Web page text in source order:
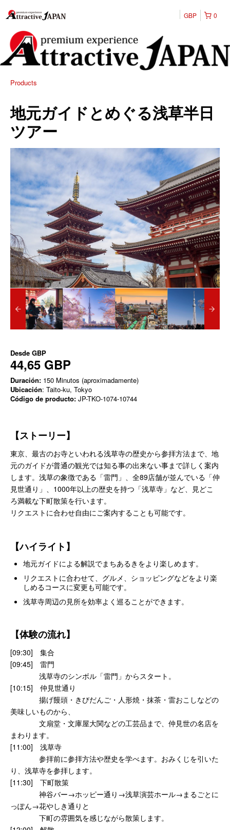
0
GBP
Products
地元ガイドとめぐる浅草半日
ツアー
Desde GBP
44,65 GBP
Duración: 150 Minutos (aproximadamente)
Ubicación: Taito-ku, Tokyo
Código de producto: JP-TKO-1074-10744
【ストーリー】
東京、最古のお寺といわれる浅草寺の歴史から参拝方法まで、地
元のガイドが普通の観光では知る事の出来ない事まで詳しく案内
します。浅草の象徴である「雷門」、全89店舗が並んでいる「仲
見世通り」、1000年以上の歴史を持つ「浅草寺」など、見どこ
ろ満載な下町散策を行います。
リクエストに合わせ自由にご案内することも可能です。
【ハイライト】
地元ガイドによる解説でまちあるきをより楽しめます。
リクエストに合わせて、グルメ、ショッピングなどをより楽
しめるコースに変更も可能です。
浅草寺周辺の見所を効率よく巡ることができます。
【体験の流れ】
[09:30] 集合
[09:45] 雷門
浅草寺のシンボル「雷門」からスタート。
[10:15] 仲見世通り
揚げ饅頭・きびだんご・人形焼・抹茶・雷おこしなどの
美味しいものから、
文扇堂・文庫屋大関などの工芸品まで、仲見世の名店を
まわります。
[11:00] 浅草寺
参拝前に参拝方法や歴史を学べます。おみくじを引いた
り、浅草寺を参拝します。
[11:30] 下町散策
神谷バー→ホッピー通り→浅草演芸ホール→まるごとに
っぽん→花やしき通りと
下町の雰囲気を感じながら散策します。